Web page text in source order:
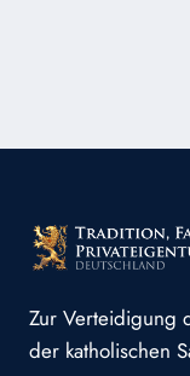
Zur Verteidigung
der katholischen